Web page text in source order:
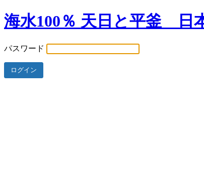
海水100％ 天日と平釜 日
パスワード